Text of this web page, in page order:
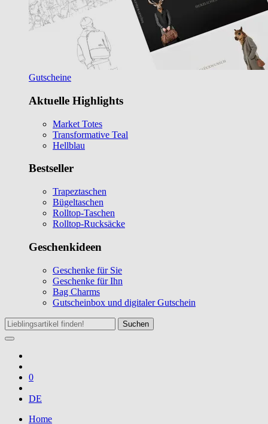
Gutscheine
Aktuelle Highlights
Market Totes
Transformative Teal
Hellblau
Bestseller
Trapeztaschen
Bügeltaschen
Rolltop-Taschen
Rolltop-Rucksäcke
Geschenkideen
Geschenke für Sie
Geschenke für Ihn
Bag Charms
Gutscheinbox und digitaler Gutschein
Suchen
0
DE
Home